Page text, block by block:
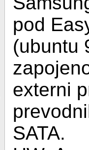
pod
(ubuntu
externi
SATA.